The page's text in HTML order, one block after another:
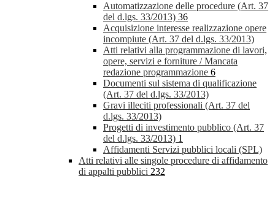
Automatizzazione delle procedure (Art. 37
del d.lgs. 33/2013) 36
Acquisizione interesse realizzazione opere
incompiute (Art. 37 del d.lgs. 33/2013)
Atti relativi alla programmazione di lavori,
opere, servizi e forniture / Mancata
redazione programmazione 6
Documenti sul sistema di qualificazione
(Art. 37 del d.lgs. 33/2013)
Gravi illeciti professionali (Art. 37 del
d.lgs. 33/2013)
Progetti di investimento pubblico (Art. 37
del d.lgs. 33/2013) 1
Affidamenti Servizi pubblici locali (SPL)
Atti relativi alle singole procedure di affidamento
di appalti pubblici 232